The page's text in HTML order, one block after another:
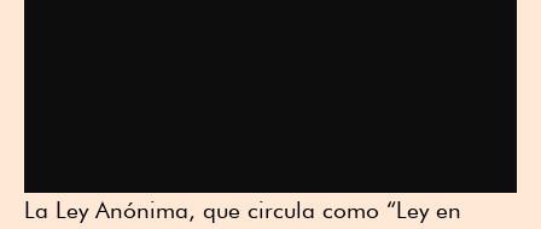
La Ley Anónima, que circula como “Ley en